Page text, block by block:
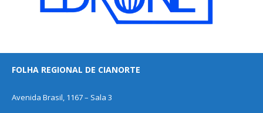
FOLHA REGIONAL DE CIANORTE
Avenida Brasil, 1167 – Sala 3